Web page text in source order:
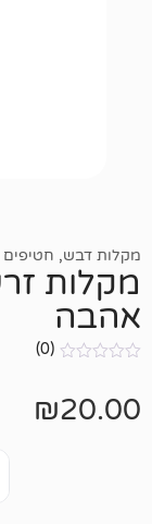
ותוספי תזונה